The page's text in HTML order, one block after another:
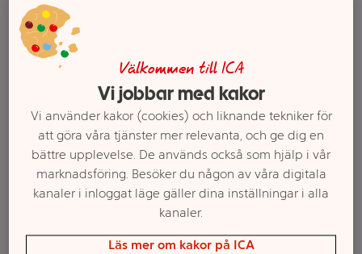
Välj butik och handla
Sortimentet kan variera mellan butikerna
Välkommen till ICA
Vi jobbar med kakor
Vi använder kakor (cookies) och liknande tekniker för
att göra våra tjänster mer relevanta, och ge dig en
bättre upplevelse. De används också som hjälp i vår
marknadsföring. Besöker du någon av våra digitala
kanaler i inloggat läge gäller dina inställningar i alla
kanaler.
Läs mer om kakor på ICA